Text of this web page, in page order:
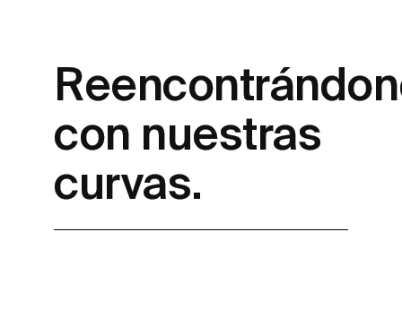
con nuestras
curvas.